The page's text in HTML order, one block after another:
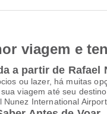
viagem e
a partir de
ou lazer, há muitas
viagem até seu
Nunez International